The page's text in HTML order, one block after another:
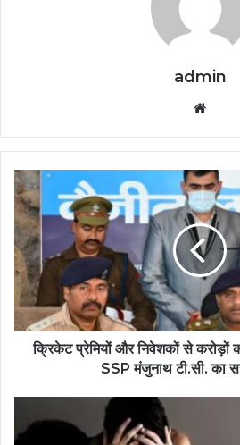
admin
क्रिकेट प्रेमियों और निवेशकों से करोड़ों
SSP मंजुनाथ टी.सी. का